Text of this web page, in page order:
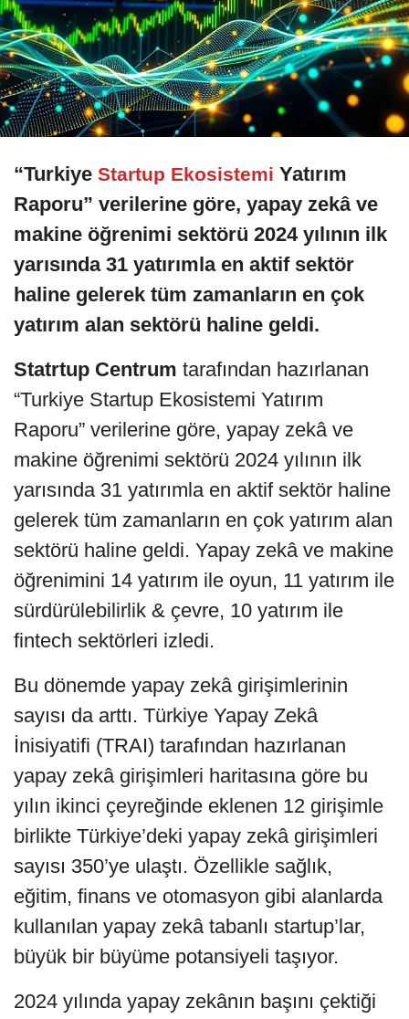
“Turkiye Startup Ekosistemi Yatırım
Raporu” verilerine göre, yapay zekâ ve
makine öğrenimi sektörü 2024 yılının ilk
yarısında 31 yatırımla en aktif sektör
haline gelerek tüm zamanların en çok
yatırım alan sektörü haline geldi.
Statrtup Centrum tarafından hazırlanan
“Turkiye Startup Ekosistemi Yatırım
Raporu” verilerine göre, yapay zekâ ve
makine öğrenimi sektörü 2024 yılının ilk
yarısında 31 yatırımla en aktif sektör haline
gelerek tüm zamanların en çok yatırım alan
sektörü haline geldi. Yapay zekâ ve makine
öğrenimini 14 yatırım ile oyun, 11 yatırım ile
sürdürülebilirlik & çevre, 10 yatırım ile
fintech sektörleri izledi.
Bu dönemde yapay zekâ girişimlerinin
sayısı da arttı. Türkiye Yapay Zekâ
İnisiyatifi (TRAI) tarafından hazırlanan
yapay zekâ girişimleri haritasına göre bu
yılın ikinci çeyreğinde eklenen 12 girişimle
birlikte Türkiye’deki yapay zekâ girişimleri
sayısı 350’ye ulaştı. Özellikle sağlık,
eğitim, finans ve otomasyon gibi alanlarda
kullanılan yapay zekâ tabanlı startup’lar,
büyük bir büyüme potansiyeli taşıyor.
2024 yılında yapay zekânın başını çektiği